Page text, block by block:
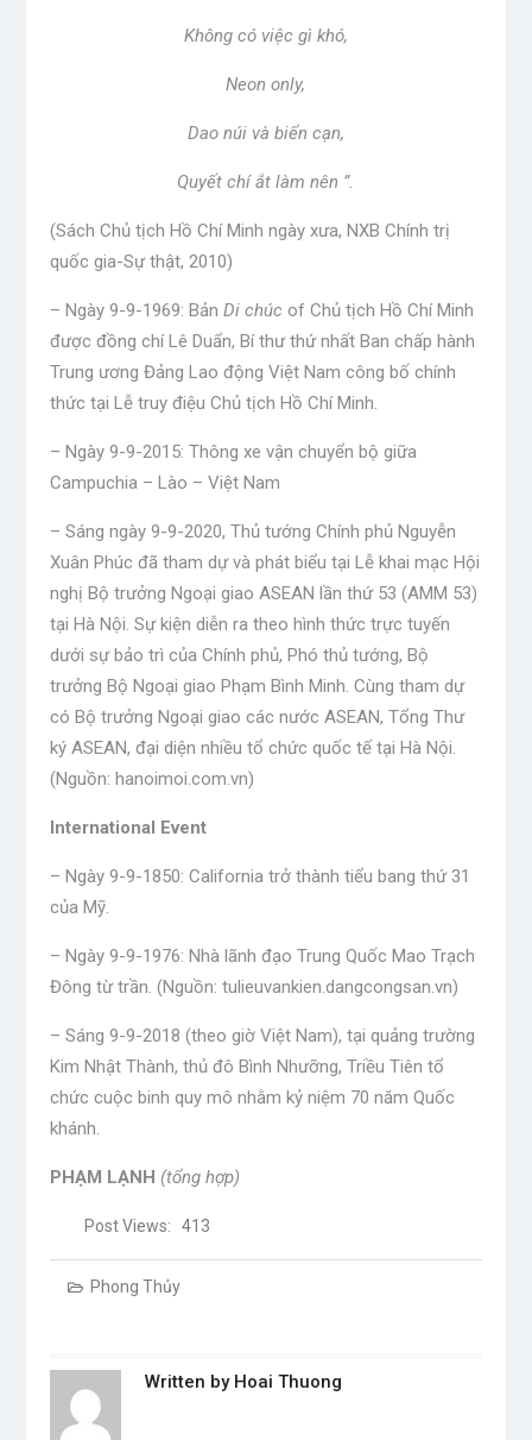
Không có việc gì khó,
Neon only,
Dao núi và biển cạn,
Quyết chí ắt làm nên ”.
(Sách Chủ tịch Hồ Chí Minh ngày xưa, NXB Chính trị
quốc gia-Sự thật, 2010)
– Ngày 9-9-1969: Bản Di chúc of Chủ tịch Hồ Chí Minh
được đồng chí Lê Duẩn, Bí thư thứ nhất Ban chấp hành
Trung ương Đảng Lao động Việt Nam công bố chính
thức tại Lễ truy điệu Chủ tịch Hồ Chí Minh.
– Ngày 9-9-2015: Thông xe vận chuyển bộ giữa
Campuchia – Lào – Việt Nam
– Sáng ngày 9-9-2020, Thủ tướng Chính phủ Nguyễn
Xuân Phúc đã tham dự và phát biểu tại Lễ khai mạc Hội
nghị Bộ trưởng Ngoại giao ASEAN lần thứ 53 (AMM 53)
tại Hà Nội. Sự kiện diễn ra theo hình thức trực tuyến
dưới sự bảo trì của Chính phủ, Phó thủ tướng, Bộ
trưởng Bộ Ngoại giao Phạm Bình Minh. Cùng tham dự
có Bộ trưởng Ngoại giao các nước ASEAN, Tổng Thư
ký ASEAN, đại diện nhiều tổ chức quốc tế tại Hà Nội.
(Nguồn: hanoimoi.com.vn)
International Event
– Ngày 9-9-1850: California trở thành tiểu bang thứ 31
của Mỹ.
– Ngày 9-9-1976: Nhà lãnh đạo Trung Quốc Mao Trạch
Đông từ trần. (Nguồn: tulieuvankien.dangcongsan.vn)
– Sáng 9-9-2018 (theo giờ Việt Nam), tại quảng trường
Kim Nhật Thành, thủ đô Bình Nhưỡng, Triều Tiên tổ
chức cuộc binh quy mô nhằm kỷ niệm 70 năm Quốc
khánh.
PHẠM LẠNH (tổng hợp)
Post Views: 413
Phong Thủy
Written by Hoai Thuong